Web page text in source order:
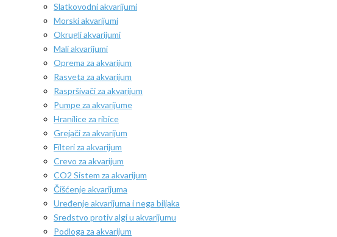
Slatkovodni akvarijumi
Morski akvarijumi
Okrugli akvarijumi
Mali akvarijumi
Oprema za akvarijum
Rasveta za akvarijum
Raspršivači za akvarijum
Pumpe za akvarijume
Hranilice za ribice
Grejači za akvarijum
Filteri za akvarijum
Crevo za akvarijum
CO2 Sistem za akvarijum
Čišćenje akvarijuma
Uređenje akvarijuma i nega biljaka
Sredstvo protiv algi u akvarijumu
Podloga za akvarijum